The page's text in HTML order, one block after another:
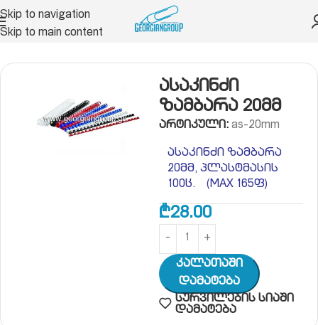
Skip to navigation
Skip to main contentასაკინძი მანქანა, ასაკინძი ზამბარა
ასაკინძი
ზამბარა 20მმ
არტიკული: as-20mm
ასაკინძი ზამბარა
20მმ, პლასტმასის
100ც. (MAX 165ფ)
₾28.00
Კალათაში
Დამატება
სურვილების სიაში
დამატება